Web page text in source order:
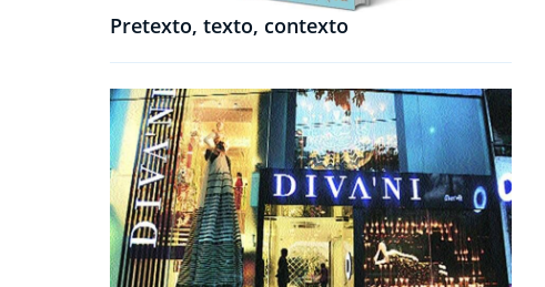
Pretexto, texto, contexto